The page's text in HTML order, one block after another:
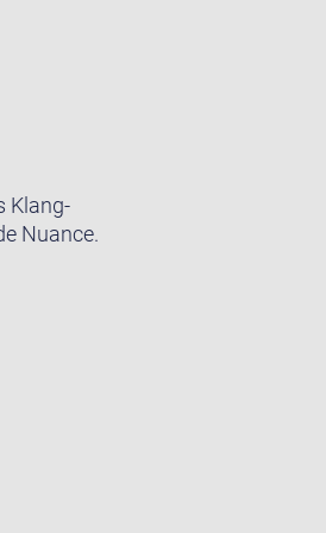
Klang-
Nuance.